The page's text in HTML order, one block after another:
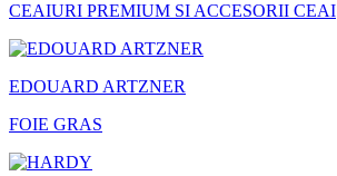
CEAIURI PREMIUM SI ACCESORII CEAI
EDOUARD ARTZNER
FOIE GRAS